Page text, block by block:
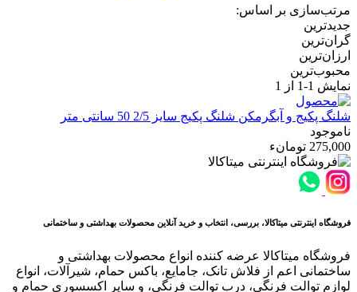
مرتب‌سازی بر اساس:
جدیدترین
گران‌ترین
ارزان‌ترین
محبوب‌ترین
نمایش 1-1 از 1
شلنگ پکیج و آبگرمکن شلنگ پکیج سایز 2/5 50 سانتی متر
ناموجود
275,000 تومانء
فروشگاه اینترنتی میتاکالا، بررسی، انتخاب و خرید آنلاین محصولات بهداشتی و ساختمانی
فروشگاه میتاکالا عرضه کننده انواع محصولات بهداشتی و
ساختمانی اعم از فلاش تانک، جامایع، باکس حمام، شیرآلات، انواع
لوازم توالت فرنگی، درب توالت فرنگی، و سایر اکسسوری حمام و